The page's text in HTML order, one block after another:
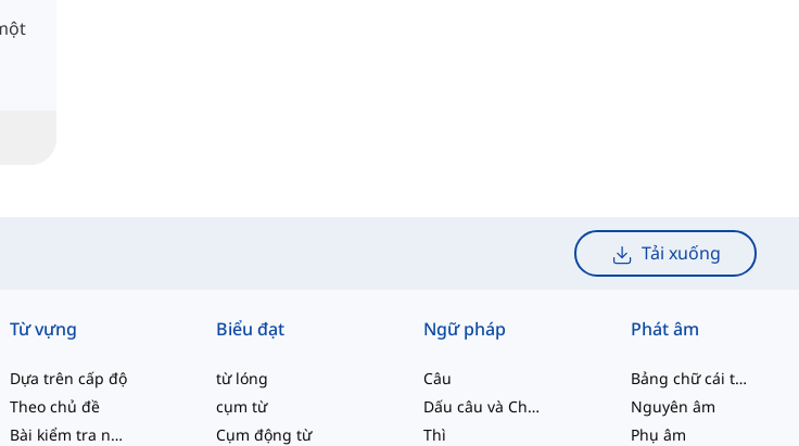
Tải xuống
Từ vựng
Dựa trên cấp độ
Theo chủ đề
Bài kiểm tra năng lực
Biểu đạt
từ lóng
cụm từ
Cụm động từ
Ngữ pháp
Câu
Dấu câu và Chính tả
Thì
Phát âm
Bảng chữ cái tiếng Anh
Nguyên âm
Phụ âm